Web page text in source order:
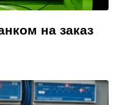
на заказ